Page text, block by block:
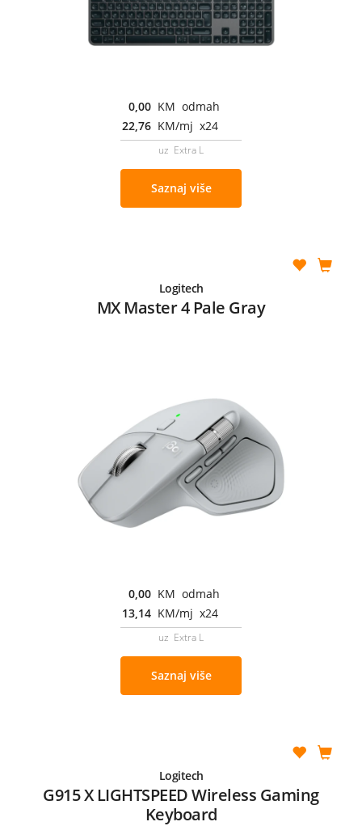
0,00 KM odmah
22,76 KM/mj x24
uz Extra L
Saznaj više
Logitech
MX Master 4 Pale Gray
0,00 KM odmah
13,14 KM/mj x24
uz Extra L
Saznaj više
Logitech
G915 X LIGHTSPEED Wireless Gaming
Keyboard